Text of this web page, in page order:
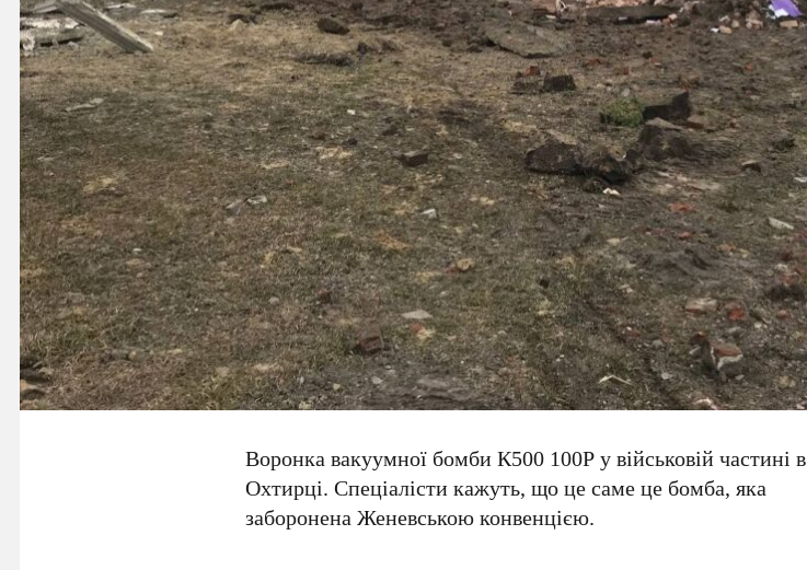
Воронка вакуумної бомби К500 100Р у військовій частині в
Охтирці. Спеціалісти кажуть, що це саме це бомба, яка
заборонена Женевською конвенцією.